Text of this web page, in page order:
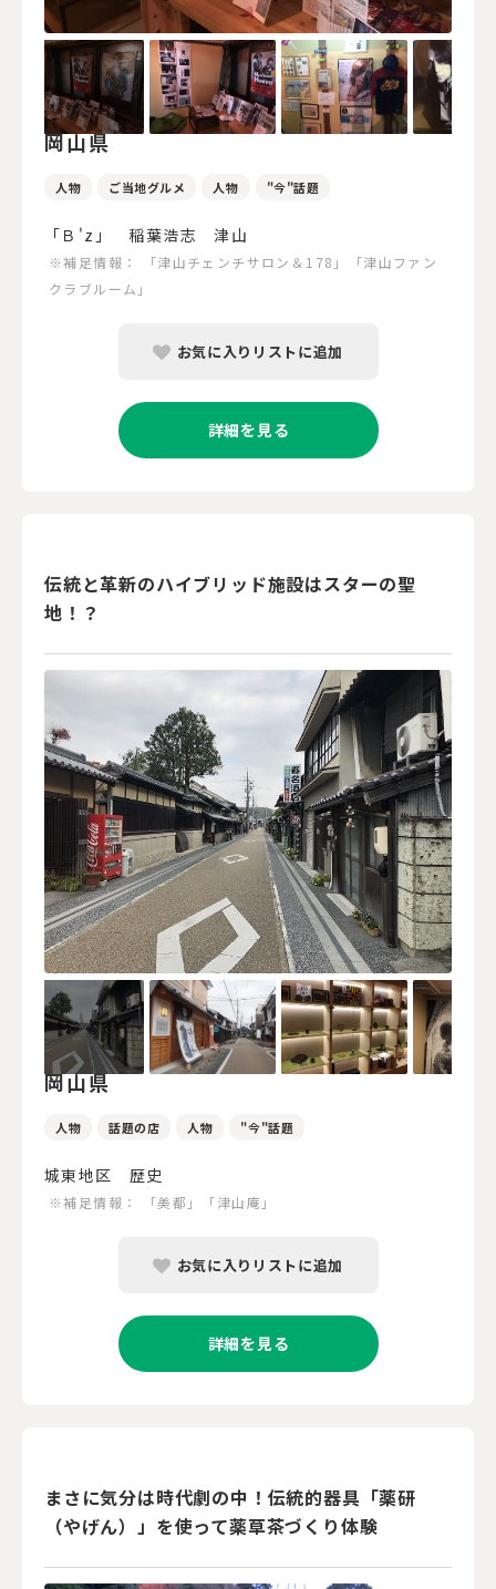
岡山県
人物 ご当地グルメ 人物 "今"話題
「Ｂ'z」 稲葉浩志 津山
※補足情報：
「津山チェンチサロン＆178」「津山ファン
クラブルーム」
お気に入りリストに追加
詳細を見る
伝統と革新のハイブリッド施設はスターの聖
地！？
岡山県
人物 話題の店 人物 "今"話題
城東地区 歴史
※補足情報： 「美都」「津山庵」
お気に入りリストに追加
詳細を見る
まさに気分は時代劇の中！伝統的器具「薬研
（やげん）」を使って薬草茶づくり体験